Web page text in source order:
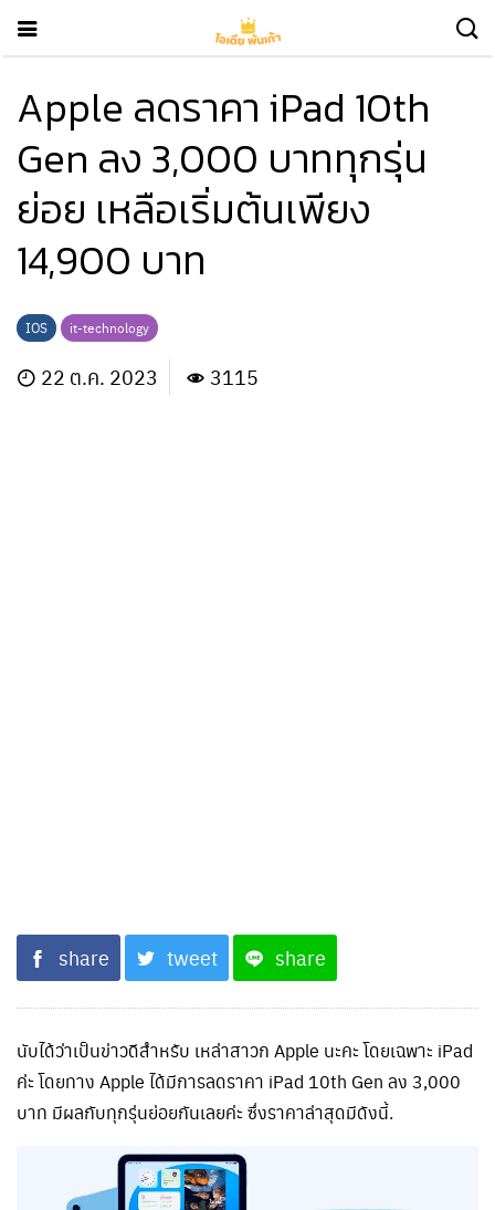
Apple ลดราคา iPad 10th
Gen ลง 3,000 บาททุกรุ่น
ย่อย เหลือเริ่มต้นเพียง
14,900 บาท
IOS it-technology
22 ต.ค. 2023 3115
share tweet share
นับได้ว่าเป็นข่าวดีสำหรับ เหล่าสาวก Apple นะคะ โดยเฉพาะ iPad
ค่ะ โดยทาง Apple ได้มีการลดราคา iPad 10th Gen ลง 3,000
บาท มีผลกับทุกรุ่นย่อยกันเลยค่ะ ซึ่งราคาล่าสุดมีดังนี้.